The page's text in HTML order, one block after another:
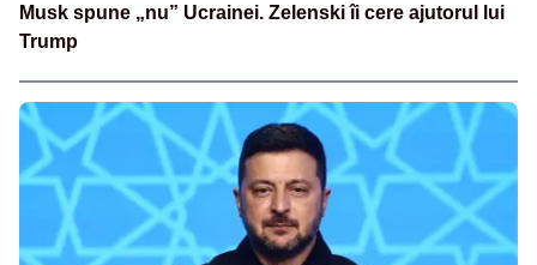
Musk spune „nu” Ucrainei. Zelenski îi cere ajutorul lui
Trump